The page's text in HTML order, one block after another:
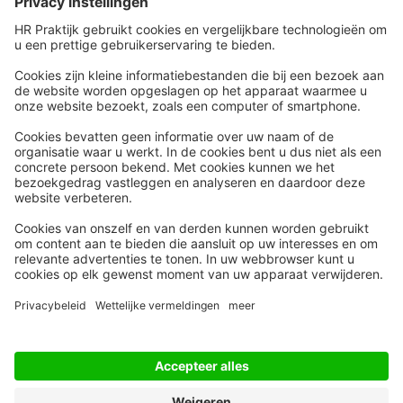
Snel naar
Nieuws
Whitepapers
Webinars
Word lid
Contact
Meer
HR Academy
HR Podcast
CHRO
HR Day
Volg Ons
Alle rechten voorbehouden
Privacyinstellingen
Algemene Voorwaarden